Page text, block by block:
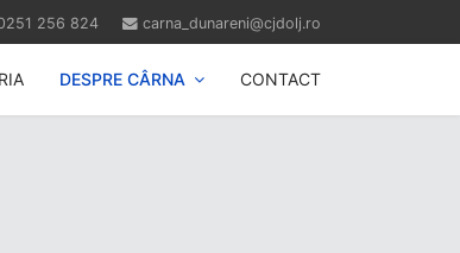
256 824 carna_dunareni@cjdolj.ro
DESPRE CÂRNA CONTACT